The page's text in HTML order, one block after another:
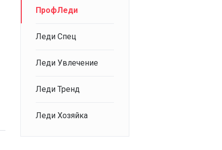
ПрофЛеди
Леди Спец
Леди Увлечение
Леди Тренд
Леди Хозяйка